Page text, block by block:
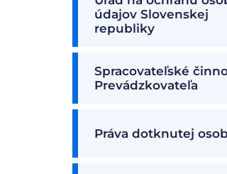
údajov Slovenskej
republiky
Spracovateľské
Prevádzkovateľa
Práva dotknutej